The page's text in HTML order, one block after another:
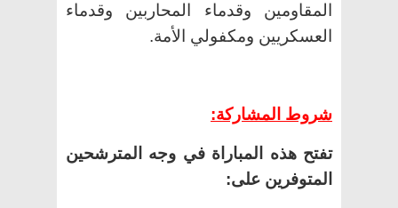
المقاومين وقدماء المحاربين وقدماء
العسكريين ومكفولي الأمة.
شروط المشاركة:
تفتح هذه المباراة في وجه المترشحين
المتوفرين على: